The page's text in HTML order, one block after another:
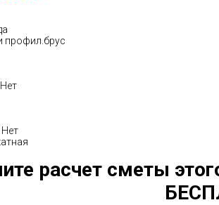
профил.брус
Нет
Нет
расчет сметы